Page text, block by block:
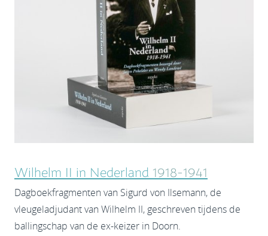
Wilhelm II in Nederland 1918-1941
Dagboekfragmenten van Sigurd von Ilsemann, de
vleugeladjudant van Wilhelm II, geschreven tijdens de
ballingschap van de ex-keizer in Doorn.